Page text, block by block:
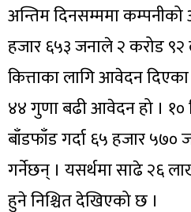
अन्तिम दिनसम्ममा
हजार ६५३ जनाले २ करोड
कित्ताका लागि आवेदन
४४ गुणा बढी आवेदन हो ।
बाँडफाँड गर्दा ६५ हजार ५७०
गर्नेछन् । यसर्थमा साढे २६
हुने निश्चित देखिएको छ ।